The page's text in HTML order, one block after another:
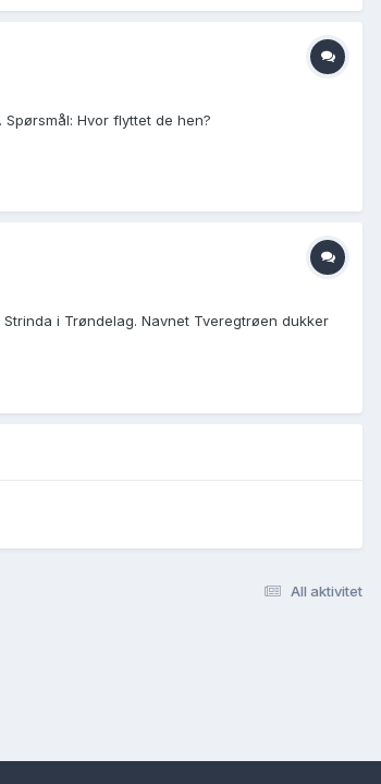
Hvor flyttet de hen?
i Trøndelag. Navnet Tveregtrøen dukker
All aktivitet